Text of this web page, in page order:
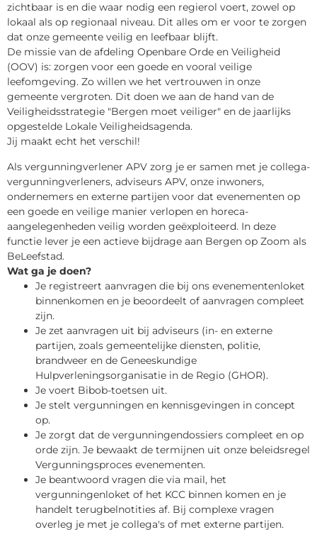
zichtbaar is en die waar nodig een regierol voert, zowel op
lokaal als op regionaal niveau. Dit alles om er voor te zorgen
dat onze gemeente veilig en leefbaar blijft.
De missie van de afdeling Openbare Orde en Veiligheid
(OOV) is: zorgen voor een goede en vooral veilige
leefomgeving. Zo willen we het vertrouwen in onze
gemeente vergroten. Dit doen we aan de hand van de
Veiligheidsstrategie "Bergen moet veiliger" en de jaarlijks
opgestelde Lokale Veiligheidsagenda.
Jij maakt echt het verschil!
Als vergunningverlener APV zorg je er samen met je collega-
vergunningverleners, adviseurs APV, onze inwoners,
ondernemers en externe partijen voor dat evenementen op
een goede en veilige manier verlopen en horeca-
aangelegenheden veilig worden geëxploiteerd. In deze
functie lever je een actieve bijdrage aan Bergen op Zoom als
BeLeefstad.
Wat ga je doen?
Je registreert aanvragen die bij ons evenementenloket
binnenkomen en je beoordeelt of aanvragen compleet
zijn.
Je zet aanvragen uit bij adviseurs (in- en externe
partijen, zoals gemeentelijke diensten, politie,
brandweer en de Geneeskundige
Hulpverleningsorganisatie in de Regio (GHOR).
Je voert Bibob-toetsen uit.
Je stelt vergunningen en kennisgevingen in concept
op.
Je zorgt dat de vergunningendossiers compleet en op
orde zijn. Je bewaakt de termijnen uit onze beleidsregel
Vergunningsproces evenementen.
Je beantwoord vragen die via mail, het
vergunningenloket of het KCC binnen komen en je
handelt terugbelnotities af. Bij complexe vragen
overleg je met je collega's of met externe partijen.